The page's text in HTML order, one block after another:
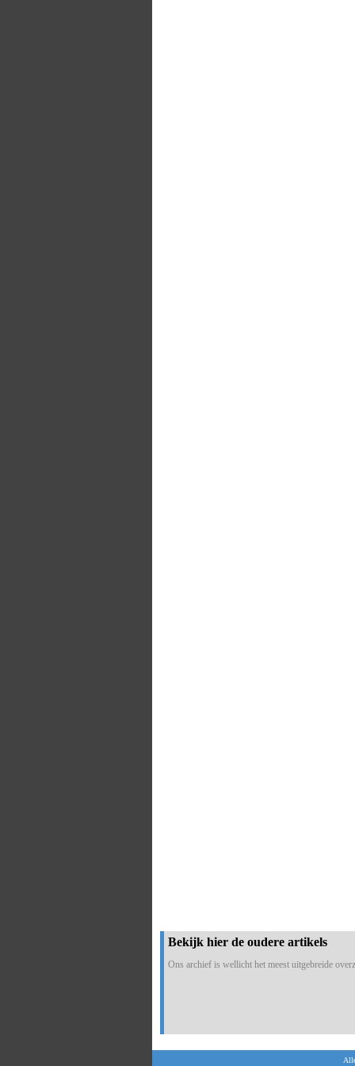
Bekijk hier de oudere artikels
Ons archief is wellicht het meest uitgebreide